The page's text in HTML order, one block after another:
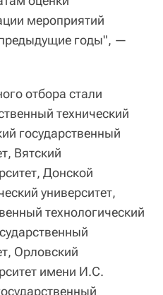
мероприятий
годы", —
отбора стали
технический
государственный
Вятский
Донской
университет,
технологический
Орловский
имени И.С.